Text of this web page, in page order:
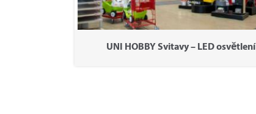
UNI HOBBY Svitavy – LED osvětlení